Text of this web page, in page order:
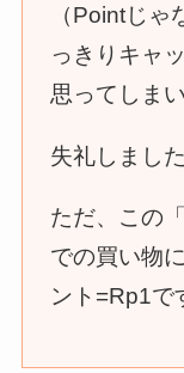
（Pointじ
っきりキャ
思ってしま
失礼しまし
ただ、この
での買い物
ント=Rp1で